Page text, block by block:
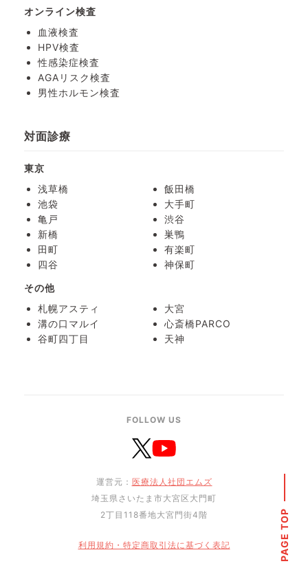
オンライン検査
血液検査
HPV検査
性感染症検査
AGAリスク検査
男性ホルモン検査
対面診療
東京
浅草橋
飯田橋
池袋
大手町
亀戸
渋谷
新橋
巣鴨
田町
有楽町
四谷
神保町
その他
札幌アスティ
大宮
溝の口マルイ
心斎橋PARCO
谷町四丁目
天神
FOLLOW US
運営元： 医療法人社団エムズ
埼玉県さいたま市大宮区大門町
2丁目118番地大宮門街4階
利用規約・特定商取引法に基づく表記 PAGE TOP